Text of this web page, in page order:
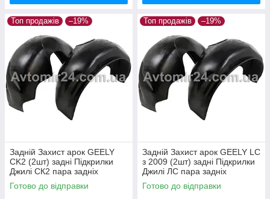
Топ продажів –19%
Задній Захист арок GEELY
СK2 (2шт) задні Підкрилки
Джилі СК2 пара задніх
Готово до відправки
Топ продажів –19%
Задній Захист арок GEELY LС
з 2009 (2шт) задні Підкрилки
Джилі ЛС пара задніх
Готово до відправки